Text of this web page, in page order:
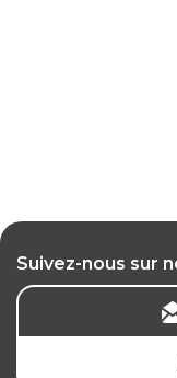
Suivez-nous sur